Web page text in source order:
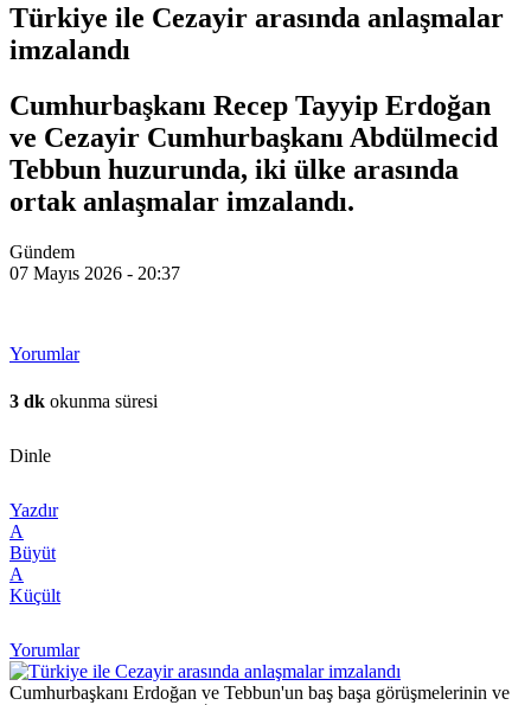
Türkiye ile Cezayir arasında anlaşmalar
imzalandı
Cumhurbaşkanı Recep Tayyip Erdoğan
ve Cezayir Cumhurbaşkanı Abdülmecid
Tebbun huzurunda, iki ülke arasında
ortak anlaşmalar imzalandı.
Gündem
07 Mayıs 2026 - 20:37
Yorumlar
3 dk okunma süresi
Dinle
Yazdır
A
Büyüt
A
Küçült
Yorumlar
Cumhurbaşkanı Erdoğan ve Tebbun'un baş başa görüşmelerinin ve